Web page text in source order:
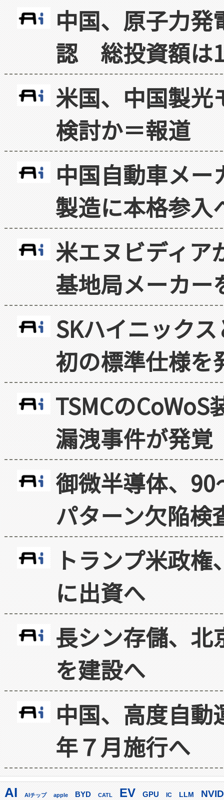
中国、原子力
認 総投資額は
米国、中国製光
検討か＝報道
中国自動車メ
製造に本格参入
米エヌビディア
基地局メーカー
SKハイニック
初の標準仕様を
TSMCの
漏洩事件が発覚
御微半導体、
パターン欠陥検
トランプ米政
に出資へ
長シン存儲、北
を建設へ
中国、高度自
年７月施行へ
AI AIチップ apple BYD CATL EV GPU IC LLM